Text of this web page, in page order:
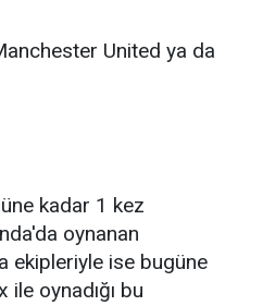
United ya da
kadar 1 kez
oynanan
ekipleriyle ise bugüne
oynadığı bu